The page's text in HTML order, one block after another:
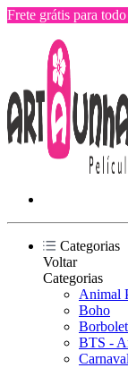
Frete grátis para
Categorias
Voltar
Categorias
Animal
Boho
BTS -
Carnaval